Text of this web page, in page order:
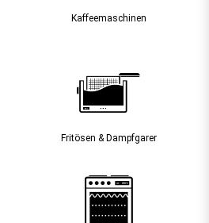
Kaffee­maschinen
Fritösen & Dampfgarer